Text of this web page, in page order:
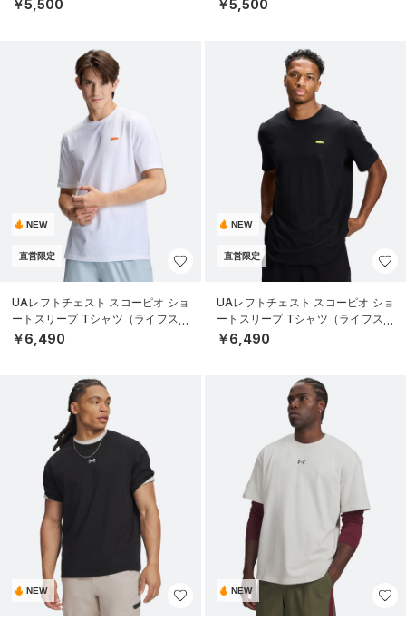
￥5,500 ￥5,500
NEW
直営限定
UAレフトチェスト スコーピオ ショ
ートスリーブ Tシャツ（ライフスタ
イル/MEN）
￥6,490
NEW
直営限定
UAレフトチェスト スコーピオ ショ
ートスリーブ Tシャツ（ライフスタ
イル/MEN）
￥6,490
NEW NEW